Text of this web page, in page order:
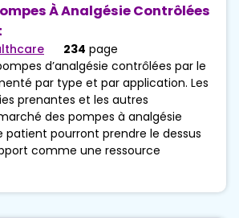
À Analgésie Contrôlées
234 page
d’analgésie contrôlées par le
par type et par application. Les
prenantes et les autres
des pompes à analgésie
patient pourront prendre le dessus
comme une ressource